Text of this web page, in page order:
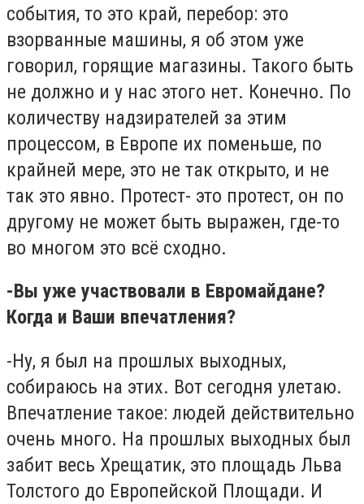
события, то это край, перебор: это
взорванные машины, я об этом уже
говорил, горящие магазины. Такого быть
не должно и у нас этого нет. Конечно. По
количеству надзирателей за этим
процессом, в Европе их поменьше, по
крайней мере, это не так открыто, и не
так это явно. Протест- это протест, он по
другому не может быть выражен, где-то
во многом это всё сходно.
-Вы уже участвовали в Евромайдане?
Когда и Ваши впечатления?
-Ну, я был на прошлых выходных,
собираюсь на этих. Вот сегодня улетаю.
Впечатление такое: людей действительно
очень много. На прошлых выходных был
забит весь Хрещатик, это площадь Льва
Толстого до Европейской Площади. И